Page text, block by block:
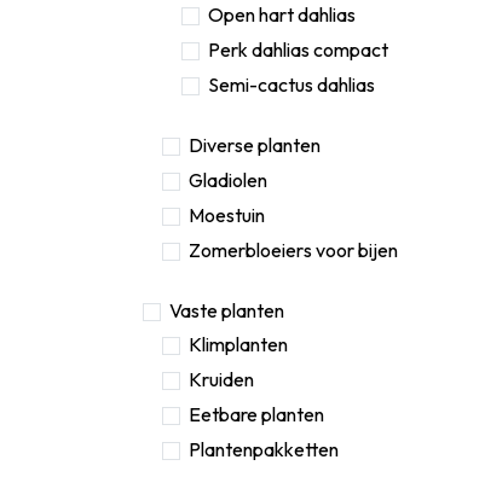
Open hart dahlias
Perk dahlias compact
Semi-cactus dahlias
Diverse planten
Gladiolen
Moestuin
Zomerbloeiers voor bijen
Vaste planten
Klimplanten
Kruiden
Eetbare planten
Plantenpakketten